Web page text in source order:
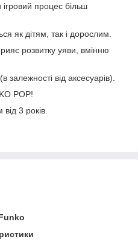
ігровий процес більш
як дітям, так і дорослим.
розвитку уяви, вмінню
залежності від аксесуарів).
POP!
3 років.